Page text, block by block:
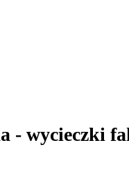
- wycieczki